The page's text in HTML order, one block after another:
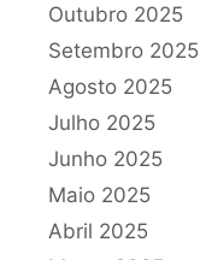
Outubro 2025
Setembro 2025
Agosto 2025
Julho 2025
Junho 2025
Maio 2025
Abril 2025